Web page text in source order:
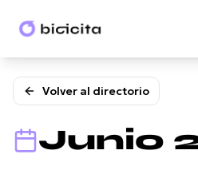
Volver al directorio
Junio